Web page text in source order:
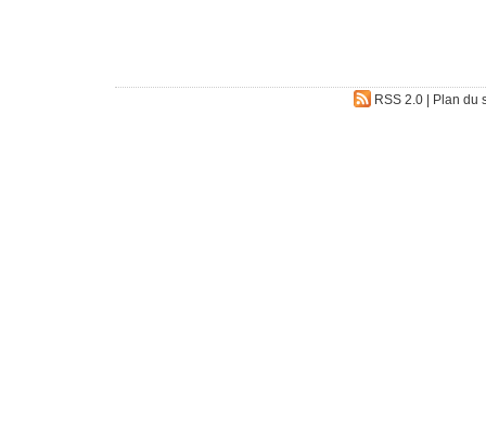
RSS 2.0| Plan du